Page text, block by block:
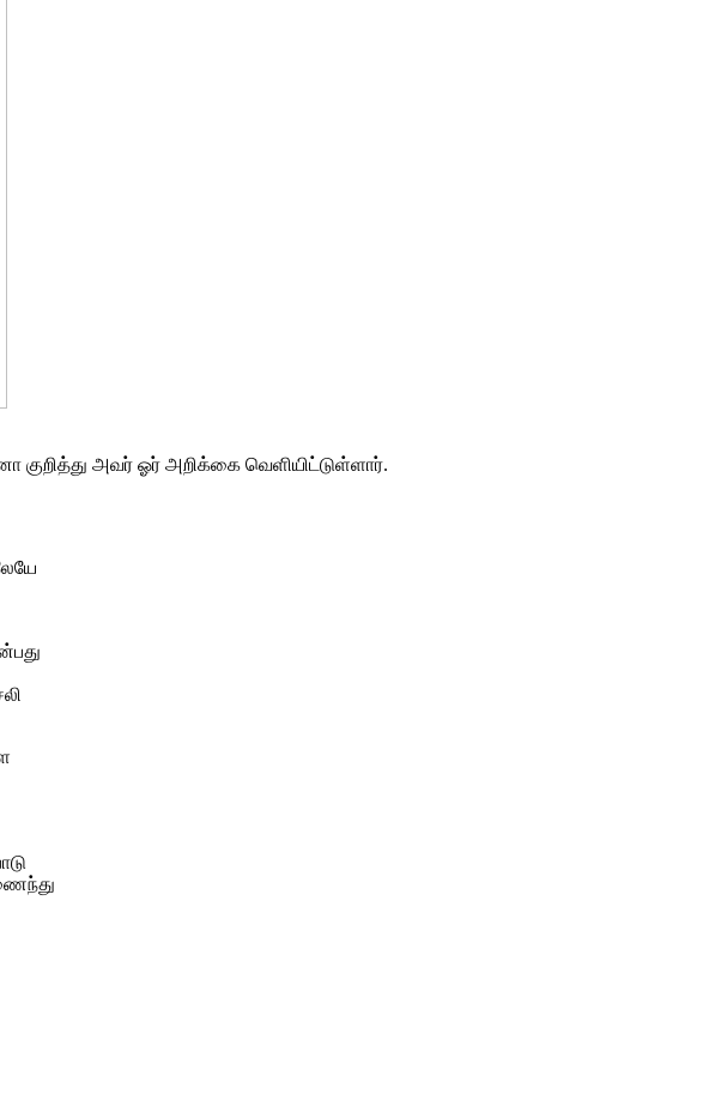
குறித்து அவர் ஓர் அறிக்கை வெளியிட்டுள்ளார்.